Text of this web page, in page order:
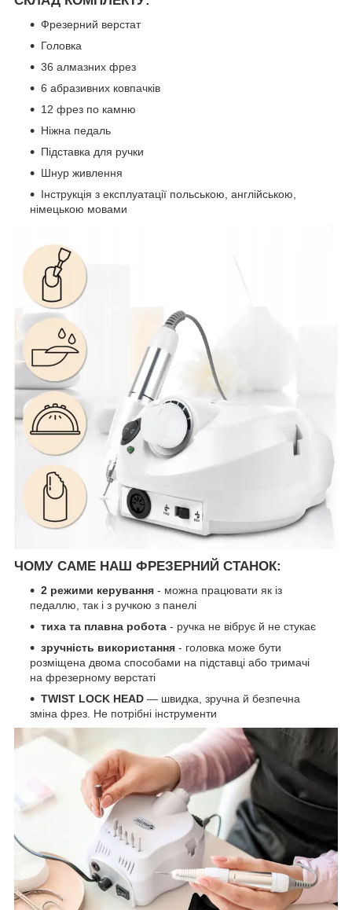
Фрезерний верстат
Головка
36 алмазних фрез
6 абразивних ковпачків
12 фрез по камню
Ніжна педаль
Підставка для ручки
Шнур живлення
Інструкція з експлуатації польською, англійською,
німецькою мовами
ЧОМУ САМЕ НАШ ФРЕЗЕРНИЙ СТАНОК:
2 режими керування - можна працювати як із
педаллю, так і з ручкою з панелі
тиха та плавна робота - ручка не вібрує й не стукає
зручність використання - головка може бути
розміщена двома способами на підставці або тримачі
на фрезерному верстаті
TWIST LOCK HEAD — швидка, зручна й безпечна
зміна фрез. Не потрібні інструменти